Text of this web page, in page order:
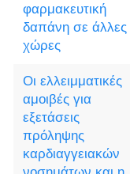
φαρμακευτική
δαπάνη σε άλλες
χώρες
Οι ελλειμματικές
αμοιβές για
εξετάσεις
πρόληψης
καρδιαγγειακών